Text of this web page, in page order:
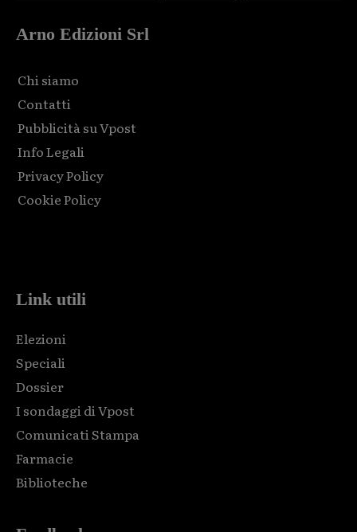
Arno Edizioni Srl
Chi siamo
Contatti
Pubblicità su Vpost
Info Legali
Privacy Policy
Cookie Policy
Link utili
Elezioni
Speciali
Dossier
I sondaggi di Vpost
Comunicati Stampa
Farmacie
Biblioteche